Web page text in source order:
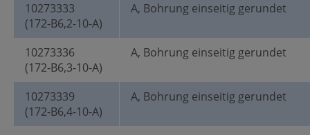
10273333
(172-B6,2-10-A)
A, Bohrung einseitig gerundet
10273336
(172-B6,3-10-A)
A, Bohrung einseitig gerundet
10273339
(172-B6,4-10-A)
A, Bohrung einseitig gerundet